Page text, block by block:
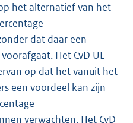
het alternatief van het
dat daar een
Het CvD UL
op dat het vanuit het
een voordeel kan zijn
verwachten. Het CvD